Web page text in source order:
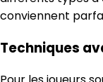
conviennent
Techniques